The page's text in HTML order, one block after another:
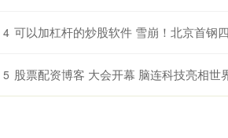
4 可以加杠杆的炒股软件 雪崩！北京首钢四大主力全伤许利民站在下课悬崖亿元
5 股票配资博客 大会开幕 脑连科技亮相世界机